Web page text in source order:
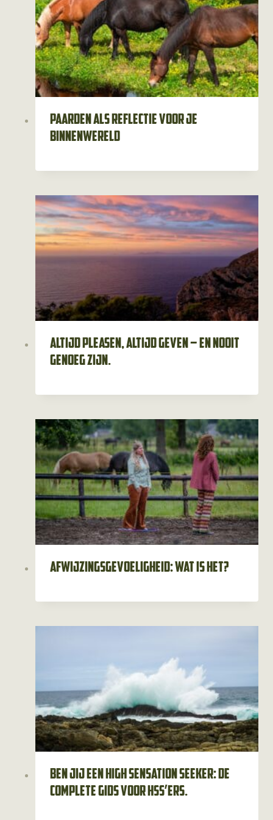
Paarden als reflectie voor je
binnenwereld
Altijd pleasen, altijd geven – en nooit
genoeg zijn.
Afwijzingsgevoeligheid: wat is het?
Ben jij een high sensation seeker: de
complete gids voor HSS’ers.